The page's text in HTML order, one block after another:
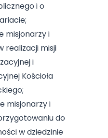
i o
misjonarzy i
realizacji misji
i
Kościoła
misjonarzy i
do
w dziedzinie